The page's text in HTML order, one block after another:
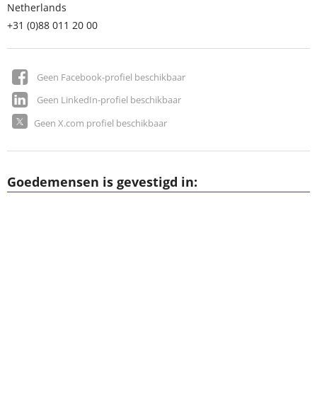
Netherlands
+31 (0)88 011 20 00
Geen Facebook-profiel beschikbaar
Geen LinkedIn-profiel beschikbaar
Geen X.com profiel beschikbaar
Goedemensen is gevestigd in: